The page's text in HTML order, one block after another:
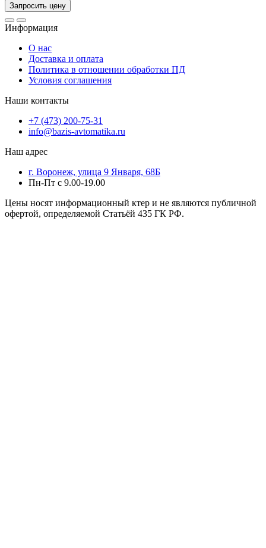
Запросить цену
Информация
О нас
Доставка и оплата
Политика в отношении обработки ПД
Условия соглашения
Наши контакты
+7 (473) 200-75-31
info@bazis-avtomatika.ru
Наш адрес
г. Воронеж, улица 9 Января, 68Б
Пн-Пт с 9.00-19.00
Цены носят информационный ктер и не являются публичной
офертой, определяемой Статьёй 435 ГК РФ.